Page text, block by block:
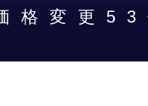
格変更53